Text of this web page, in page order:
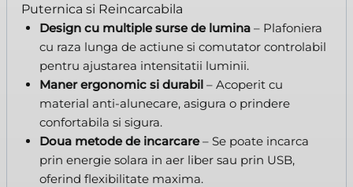
Puternica si Reincarcabila
Design cu multiple surse de lumina – Plafoniera
cu raza lunga de actiune si comutator controlabil
pentru ajustarea intensitatii luminii.
Maner ergonomic si durabil– Acoperit cu
material anti-alunecare, asigura o prindere
confortabila si sigura.
Doua metode de incarcare– Se poate incarca
prin energie solara in aer liber sau prin USB,
oferind flexibilitate maxima.